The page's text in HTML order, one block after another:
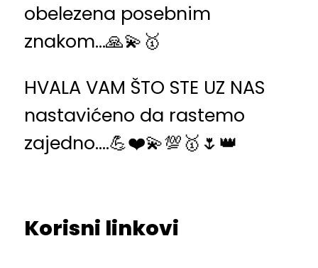
obelezena posebnim
znakom…🙏💫🥇
HVALA VAM ŠTO STE UZ NAS
nastavićeno da rastemo
zajedno….💪❤️💫💯🥇🌷👑
Korisni linkovi